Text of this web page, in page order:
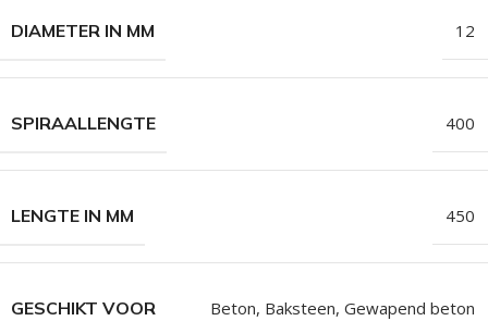
DIAMETER IN MM 12
SPIRAALLENGTE 400
LENGTE IN MM 450
GESCHIKT VOOR Beton, Baksteen, Gewapend beton